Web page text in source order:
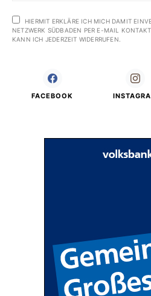
HIERMIT ERKLÄRE ICH MICH DAMIT
NETZWERK SÜDBADEN PER E-MAIL
KANN ICH JEDERZEIT WIDERRUFEN.
FACEBOOK